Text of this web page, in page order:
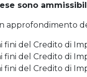
sono
approfondimento
fini del Credito di
fini del Credito di
fini del Credito di